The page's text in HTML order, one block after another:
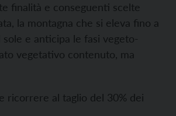
finalità e conseguenti scelte
la montagna che si eleva fino a
e anticipa le fasi vegeto-
vegetativo contenuto, ma
ricorrere al taglio del 30% dei